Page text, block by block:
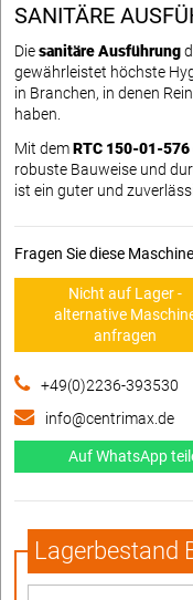
SANITÄRE
Diesanitäre Ausführung
gewährleistet höchste
in Branchen, in denen
haben.
Mit demRTC 150-01-576
robuste Bauweise und
ist ein guter und
Fragen Sie diese
Nicht auf Lager -
alternative
anfragen
+49(0)2236-393530
info@centrimax.de
Auf WhatsApp
Lagerbestand